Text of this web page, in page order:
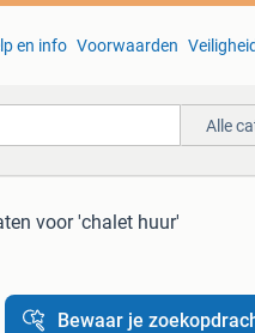
en info Voorwaarden
Alle
voor 'chalet huur'
Bewaar je